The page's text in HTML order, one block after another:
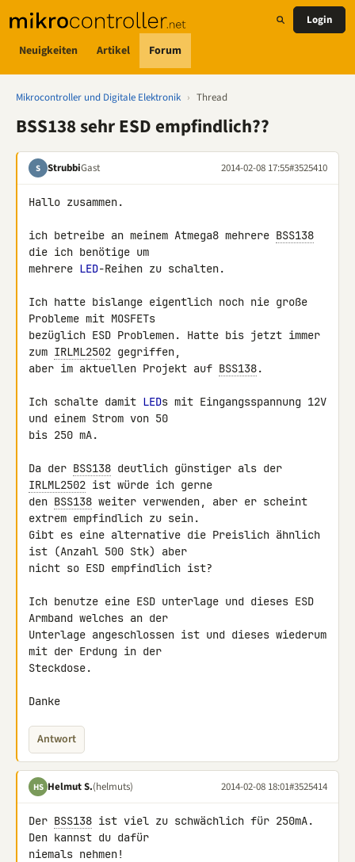
Neuigkeiten Artikel Forum
Login
Mikrocontroller und Digitale Elektronik › Thread
BSS138 sehr ESD empfindlich??
S StrubbiGast 2014-02-08 17:55#3525410
Hallo zusammen.
ich betreibe an meinem Atmega8 mehrere BSS138
die ich benötige um
mehrere LED-Reihen zu schalten.
Ich hatte bislange eigentlich noch nie große
Probleme mit MOSFETs
bezüglich ESD Problemen. Hatte bis jetzt immer
zum IRLML2502 gegriffen,
aber im aktuellen Projekt auf BSS138.
Ich schalte damit LEDs mit Eingangsspannung 12V
und einem Strom von 50
bis 250 mA.
Da der BSS138
IRLML2502 ist würde ich gerne
den BSS138 weiter verwenden, aber er scheint
extrem empfindlich zu sein.
Gibt es eine alternative die Preislich ähnlich
ist (Anzahl 500 Stk) aber
nicht so ESD empfindlich ist?
Ich benutze eine ESD unterlage und dieses ESD
Armband welches an der
Unterlage angeschlossen ist und dieses wiederum
mit der Erdung in der
Steckdose.
Danke
Antwort
HS Helmut S.(helmuts) 2014-02-08 18:01#3525414
Der BSS138 ist viel zu schwächlich für 250mA.
Den kannst du dafür
niemals nehmen!